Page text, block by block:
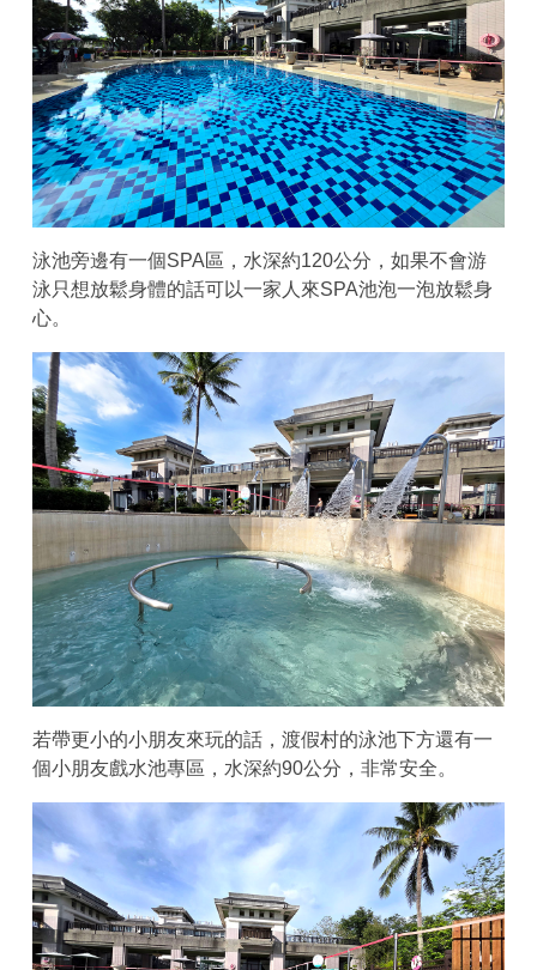
泳池旁邊有一個SPA區，水深約120公分，如果不會游
泳只想放鬆身體的話可以一家人來SPA池泡一泡放鬆身
心。
若帶更小的小朋友來玩的話，渡假村的泳池下方還有一
個小朋友戲水池專區，水深約90公分，非常安全。